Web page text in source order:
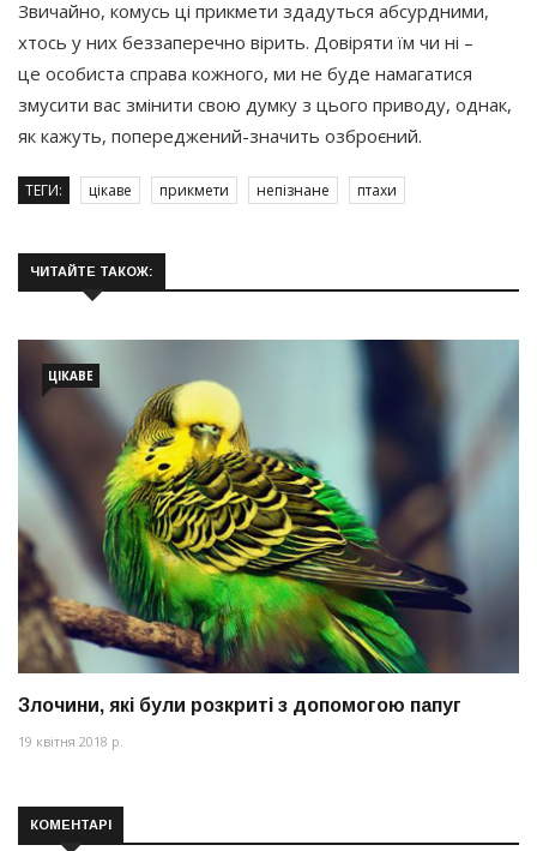
Звичайно, комусь ці прикмети здадуться абсурдними,
хтось у них беззаперечно вірить. Довіряти їм чи ні –
це особиста справа кожного, ми не буде намагатися
змусити вас змінити свою думку з цього приводу, однак,
як кажуть, попереджений-значить озброєний.
ТЕГИ: цікаве прикмети непізнане птахи
ЧИТАЙТЕ ТАКОЖ:
ЦІКАВЕ
Злочини, які були розкриті з допомогою папуг
19 квітня 2018 р.
КОМЕНТАРІ